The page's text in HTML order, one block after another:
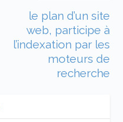
le plan d’un site
web, participe à
l’indexation par les
moteurs de
recherche